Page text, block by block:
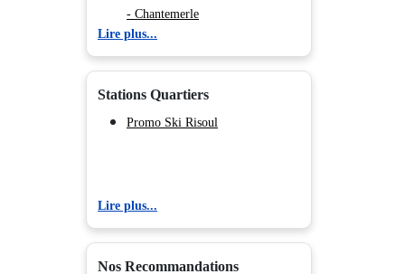
- Chantemerle
Promo Ski Serre Chevalier 1200
- Briançon
- Monêtier Les Bains
Promo Ski Risoul
Promo Ski Les Orres
Promo Ski Puy Saint Vincent
Lire plus...
Stations Quartiers
Promo Ski Risoul
Lire plus...
Nos Recommandations